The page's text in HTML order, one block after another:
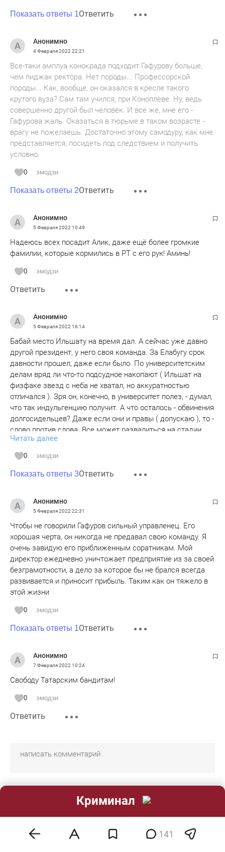
Показать ответы 1Ответить
Анонимно
4 Февраля 2022 22:21
Все-таки амплуа конокрада подходит Гафурову больше,
чем пиджак ректора. Нет породы... Профессорской
породы... Как, вообще, он оказался в кресле такого
крутого вуза? Сам там учился, при Коноплеве. Ну, ведь
совершенно другой был человек. И все же, мне его -
Гафурова жаль. Оказаться в тюрьме в таком возрасте -
врагу не пожелаешь. Достаточно этому самодуру, как мне
представляется, посидеть под следствием и получить
условно.
0 эмодзи
Показать ответы 2Ответить
Анонимно
5 Февраля 2022 10:49
Надеюсь всех посадит Алик, даже ещё более громкие
фамилии, которые кормились в РТ с его рук! Аминь!
0 эмодзи
Ответить
Анонимно
5 Февраля 2022 16:14
Бабай место Ильшату на время дал. А сейчас уже давно
другой президент, у него своя команда. За Елабугу срок
давности прошел, даже если было. По университетским
делам вряд ли что-то подсудное накопают ( Ильшат на
физфаке звезд с неба не хватал, но аккуратностью
отличался ). Зря он, конечно, в университет полез, - думал,
что так индульгенцию получит. А что осталось - обвинения
долгосидельцев? Даже если они и правы ( допускаю ), то -
слово против слова. Все может развалиться на стадии
обвинения, я уже не говорю про суд ( если независимый).
Понятно, что претензий по деятельности более, чем
достаточно, но ведь в суд это не пойдет. Поэтому может
каким-то компромиссом закончиться , но вот кресло
черни бояр не интересуют...
Читать далее
0 эмодзи
Показать ответы 3Ответить
Анонимно
5 Февраля 2022 22:31
Чтобы не говорили Гафуров сильный управленец. Его
хорошая черта, он никогда не предавал свою команду. Я
очень завидую его приближенным соратникам. Мой
директор ежедневно уничтожает предприятие из за своей
безграмотности, а дело за которое бы не брался всегда
развивается и приносит прибыль. Таким как он тяжело в
этой жизни
0 эмодзи
Показать ответы 1Ответить
Анонимно
7 Февраля 2022 10:24
Свободу Татарским бандитам!
0 эмодзи
Ответить
задержкой 2-10 минут.
Правила модерирования
141
Криминал